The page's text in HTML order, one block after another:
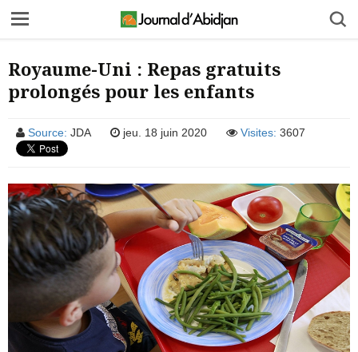
Royaume-Uni : Repas gratuits
prolongés pour les enfants
Source: JDA jeu. 18 juin 2020 Visites: 3607